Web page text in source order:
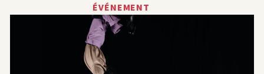
ÉVÉNEMENT